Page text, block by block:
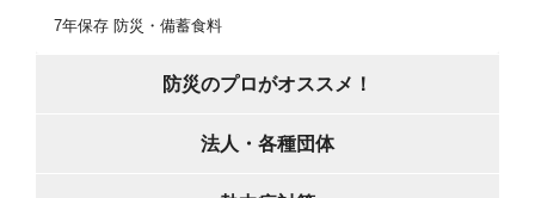
7年保存 防災・備蓄食料
防災のプロがオススメ！
法人・各種団体